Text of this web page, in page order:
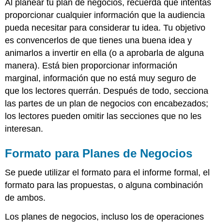
Al planear tu plan de negocios, recuerda que intentas
proporcionar cualquier información que la audiencia
pueda necesitar para considerar tu idea. Tu objetivo
es convencerlos de que tienes una buena idea y
animarlos a invertir en ella (o a aprobarla de alguna
manera). Está bien proporcionar información
marginal, información que no está muy seguro de
que los lectores querrán. Después de todo, secciona
las partes de un plan de negocios con encabezados;
los lectores pueden omitir las secciones que no les
interesan.
Formato para Planes de Negocios
Se puede utilizar el formato para el informe formal, el
formato para las propuestas, o alguna combinación
de ambos.
Los planes de negocios, incluso los de operaciones